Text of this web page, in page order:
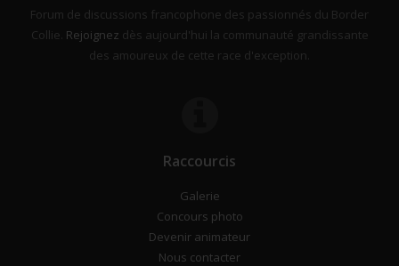
Forum de discussions francophone des passionnés du Border
Collie. Rejoignez dès aujourd'hui la communauté grandissante
des amoureux de cette race d'exception.
Raccourcis
Galerie
Concours photo
Devenir animateur
Nous contacter